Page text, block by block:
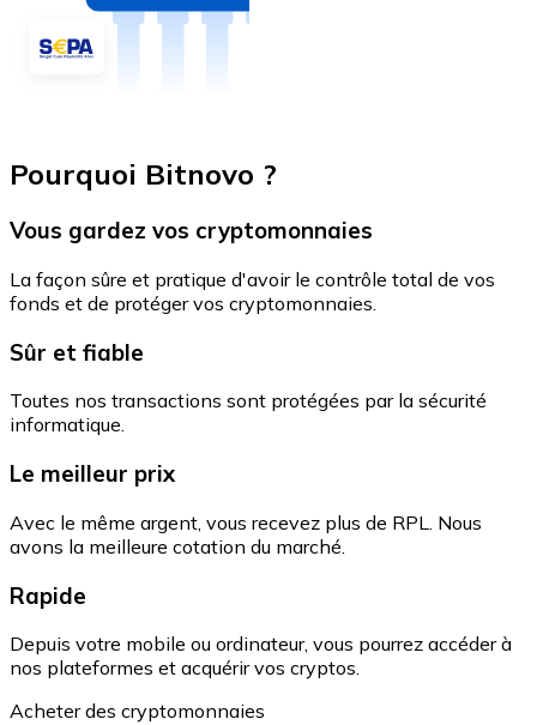
Pourquoi Bitnovo ?
Vous gardez vos cryptomonnaies
La façon sûre et pratique d'avoir le contrôle total de vos
fonds et de protéger vos cryptomonnaies.
Sûr et fiable
Toutes nos transactions sont protégées par la sécurité
informatique.
Le meilleur prix
Avec le même argent, vous recevez plus de RPL. Nous
avons la meilleure cotation du marché.
Rapide
Depuis votre mobile ou ordinateur, vous pourrez accéder à
nos plateformes et acquérir vos cryptos.
Acheter des cryptomonnaies